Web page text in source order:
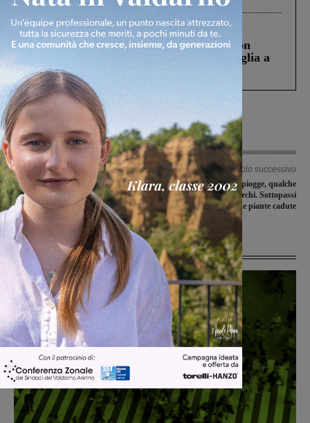
Cronaca 3 Agosto 2026
Scomparso da una struttura di Castiglion
Fiorentino l’uomo che aveva ucciso la figlia a
Levane nel 2020
Articolo precedente
Associazione Volontari Ospedalieri
Valdarno: donare conforto gratuito
Articolo successivo
Temporali e forte piogge, qualche
disagio a Montevarchi. Sottopassi
allagati e alcune piante cadute
Ultime Notizie